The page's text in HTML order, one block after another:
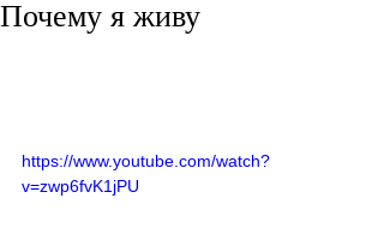
Почему я живу
https://www.youtube.com/watch?
v=zwp6fvK1jPU